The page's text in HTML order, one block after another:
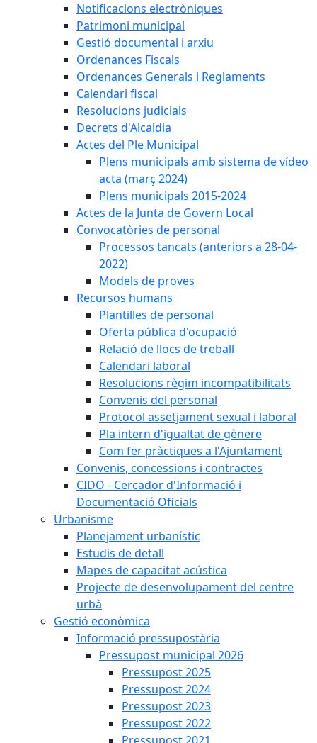
Notificacions electròniques
Patrimoni municipal
Gestió documental i arxiu
Ordenances Fiscals
Ordenances Generals i Reglaments
Calendari fiscal
Resolucions judicials
Decrets d'Alcaldia
Actes del Ple Municipal
Plens municipals amb sistema de vídeo
acta (març 2024)
Plens municipals 2015-2024
Actes de la Junta de Govern Local
Convocatòries de personal
Processos tancats (anteriors a 28-04-
2022)
Models de proves
Recursos humans
Plantilles de personal
Oferta pública d'ocupació
Relació de llocs de treball
Calendari laboral
Resolucions règim incompatibilitats
Convenis del personal
Protocol assetjament sexual i laboral
Pla intern d'igualtat de gènere
Com fer pràctiques a l'Ajuntament
Convenis, concessions i contractes
CIDO - Cercador d'Informació i
Documentació Oficials
Urbanisme
Planejament urbanístic
Estudis de detall
Mapes de capacitat acústica
Projecte de desenvolupament del centre
urbà
Gestió econòmica
Informació pressupostària
Pressupost municipal 2026
Pressupost 2025
Pressupost 2024
Pressupost 2023
Pressupost 2022